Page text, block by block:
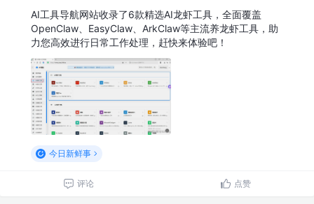
AI工具导航网站收录了6款精选AI龙虾工具，全面覆盖
OpenClaw、EasyClaw、ArkClaw等主流养龙虾工具，助
力您高效进行日常工作处理，赶快来体验吧！
今日新鲜事
评论 点赞